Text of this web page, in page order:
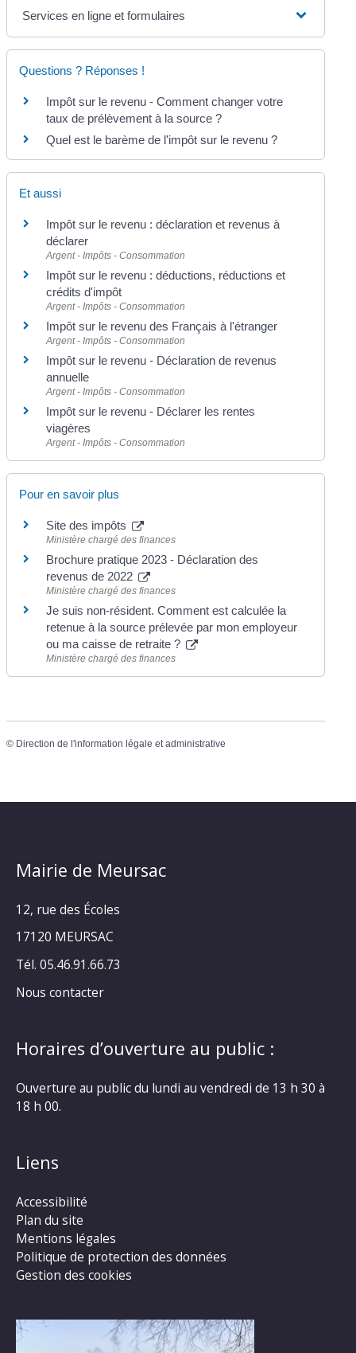
Services en ligne et formulaires
Questions ? Réponses !
Impôt sur le revenu - Comment changer votre
taux de prélèvement à la source ?
Quel est le barème de l'impôt sur le revenu ?
Et aussi
Impôt sur le revenu : déclaration et revenus à
déclarer
Argent - Impôts - Consommation
Impôt sur le revenu : déductions, réductions et
crédits d'impôt
Argent - Impôts - Consommation
Impôt sur le revenu des Français à l'étranger
Argent - Impôts - Consommation
Impôt sur le revenu - Déclaration de revenus
annuelle
Argent - Impôts - Consommation
Impôt sur le revenu - Déclarer les rentes
viagères
Argent - Impôts - Consommation
Pour en savoir plus
Site des impôts
Ministère chargé des finances
Brochure pratique 2023 - Déclaration des
revenus de 2022
Ministère chargé des finances
Je suis non-résident. Comment est calculée la
retenue à la source prélevée par mon employeur
ou ma caisse de retraite ?
Ministère chargé des finances
© Direction de l'information légale et administrative
Mairie de Meursac
12, rue des Écoles
17120 MEURSAC
Tél. 05.46.91.66.73
Nous contacter
Horaires d’ouverture au public :
Ouverture au public du lundi au vendredi de 13 h 30 à
18 h 00.
Liens
Accessibilité
Plan du site
Mentions légales
Politique de protection des données
Gestion des cookies